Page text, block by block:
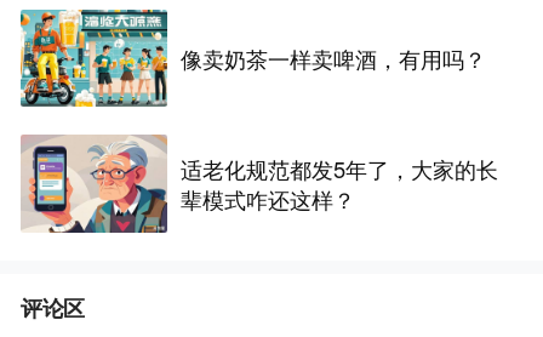
像卖奶茶一样卖啤酒，有用吗？
适老化规范都发5年了，大家的长
辈模式咋还这样？
评论区